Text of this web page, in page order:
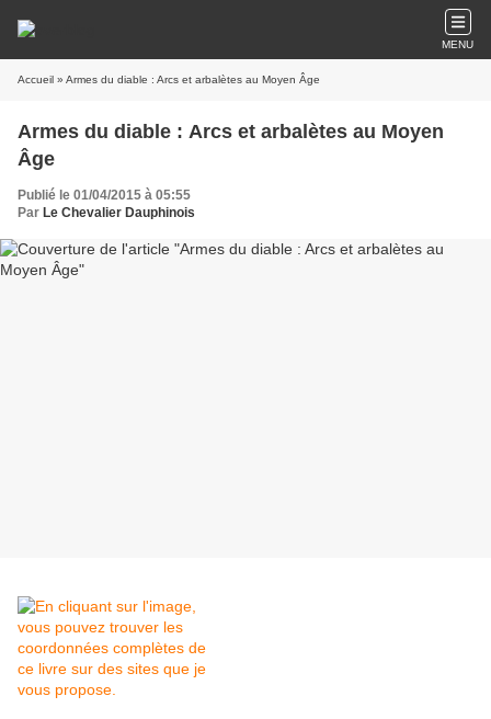
MENU
Accueil » Armes du diable : Arcs et arbalètes au Moyen Âge
Armes du diable : Arcs et arbalètes au Moyen
Âge
Publié le 01/04/2015 à 05:55
Par Le Chevalier Dauphinois